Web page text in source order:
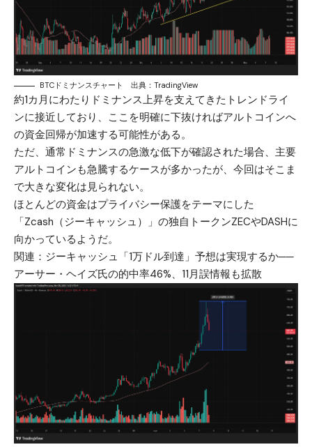
BTCドミナンスチャート 出典：TradingView
約1カ月にわたりドミナンス上昇を支えてきたトレンドライ
ンに接近しており、ここを明確に下抜ければアルトコインへ
の資金回帰が加速する可能性がある。
ただ、通常ドミナンスの急激な低下が確認された場合、主要
アルトコインも急騰するケースが多かったが、今回はそこま
で大きな変化は見られない。
ほとんどの資金はプライバシー保護をテーマにした
「Zcash（ジーキャッシュ）」の独自トークンZECやDASHに
向かっているようだ。
関連： ジーキャッシュ「1万ドル到達」予想は実現するか──
アーサー・ヘイズ氏の的中率46%、11月誤情報も拡散